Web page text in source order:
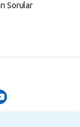
Sorular